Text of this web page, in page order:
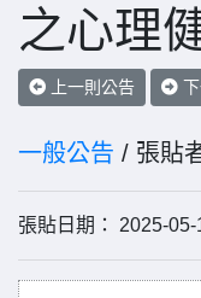
之心理
上一則公告
一般公告 / 張貼
張貼日期： 2025-